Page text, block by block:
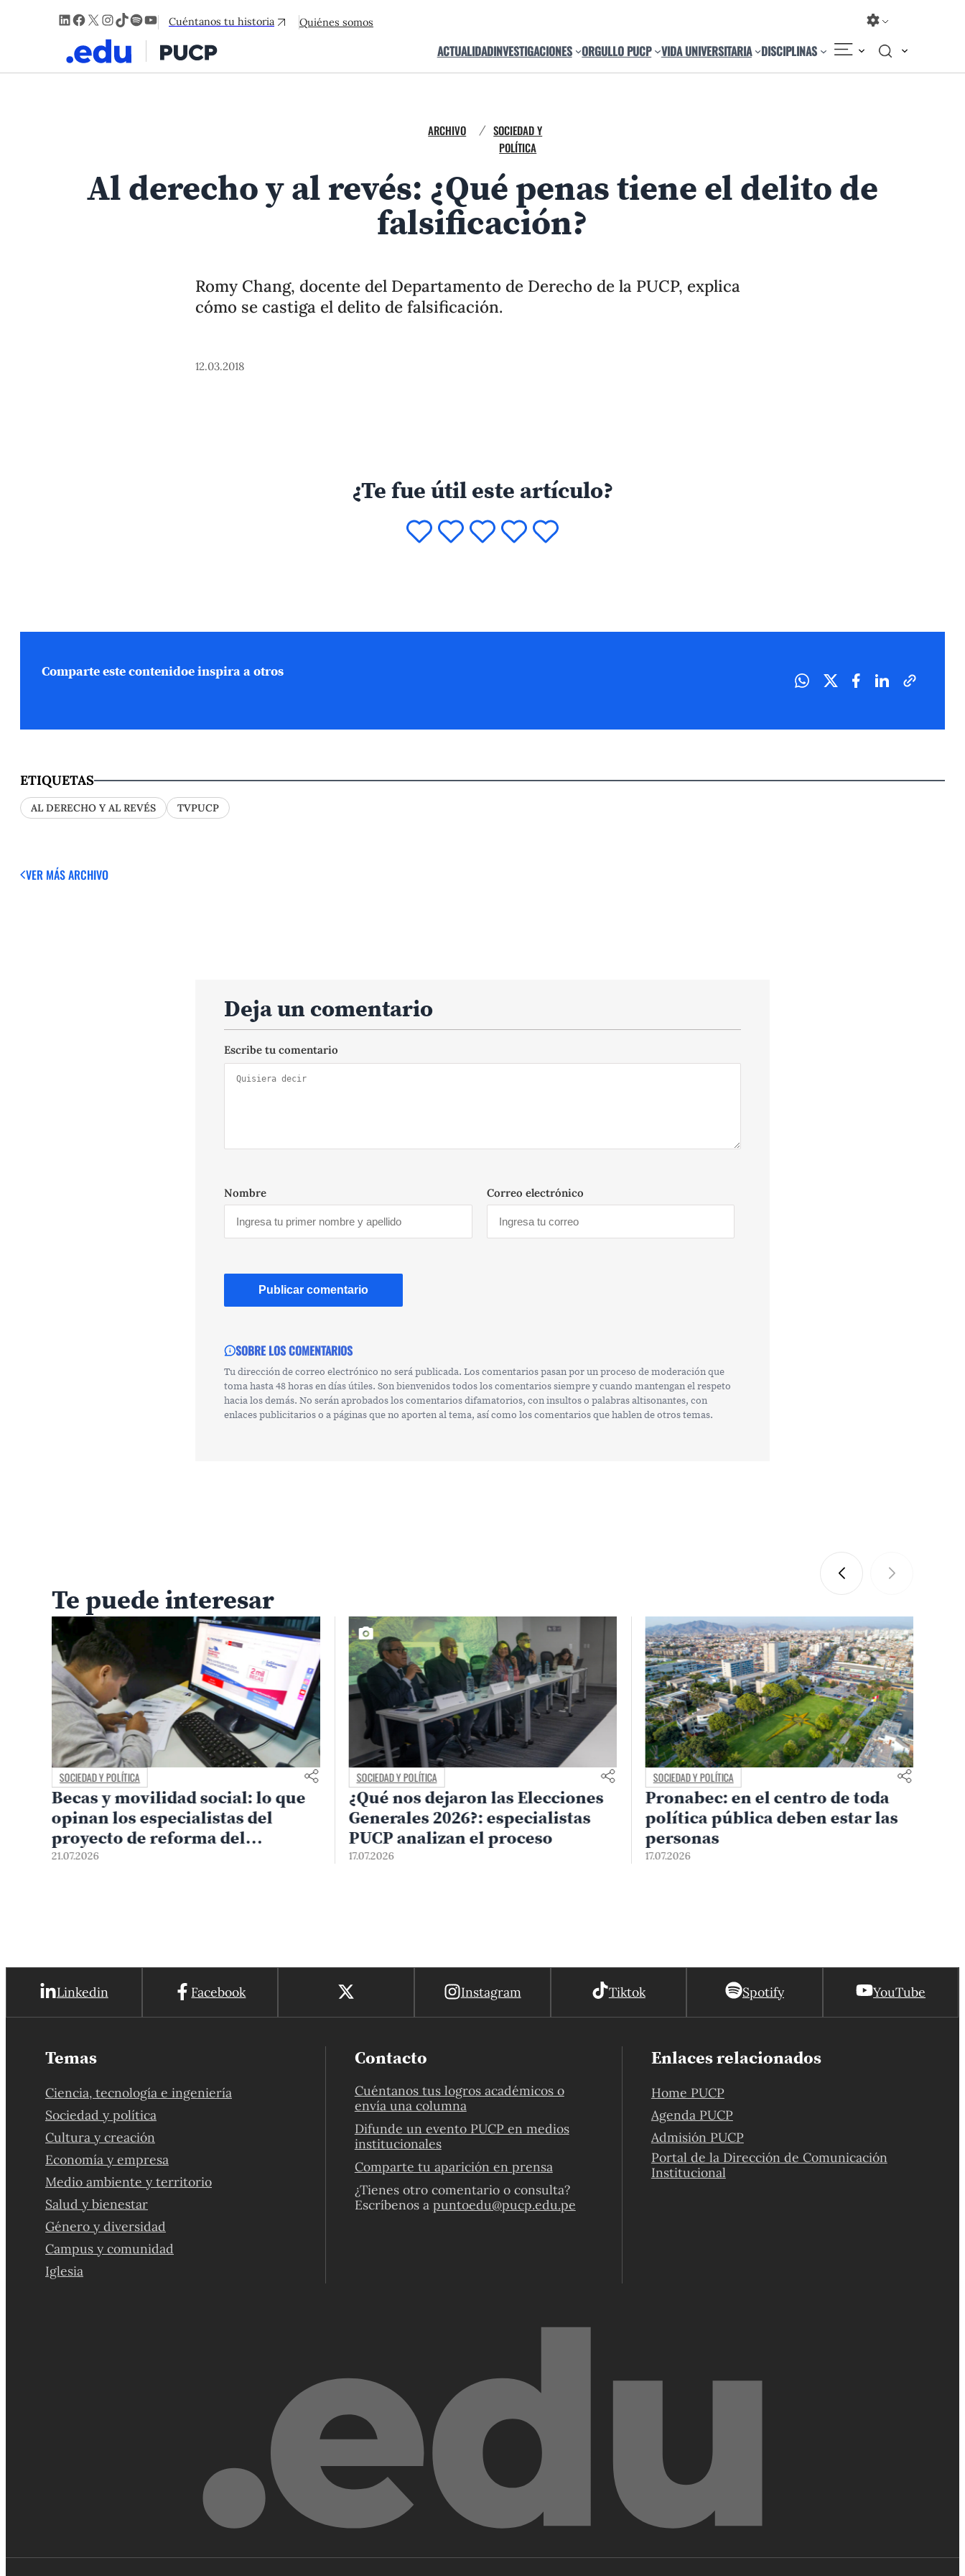
LinkedIn
Facebook
X Instagram
TikTok
Spotify
YouTube
Cuéntanos tu historia Quiénes somos
ACTUALIDADINVESTIGACIONES ORGULLO PUCP VIDA UNIVERSITARIA DISCIPLINAS
ARCHIVO /
SOCIEDAD Y
POLÍTICA
Al derecho y al revés: ¿Qué penas tiene el delito de
falsificación?
Romy Chang, docente del Departamento de Derecho de la PUCP, explica
cómo se castiga el delito de falsificación.
12.03.2018
¿Te fue útil este artículo?
Comparte este contenidoe inspira a otros
ETIQUETAS
AL DERECHO Y AL REVÉS TVPUCP
VER MÁSARCHIVO
Deja un comentario
Escribe tu comentario
Nombre Correo electrónico
SOBRE LOS COMENTARIOS
Tu dirección de correo electrónico no será publicada. Los comentarios pasan por un proceso de moderación que
toma hasta 48 horas en días útiles. Son bienvenidos todos los comentarios siempre y cuando mantengan el respeto
hacia los demás. No serán aprobados los comentarios difamatorios, con insultos o palabras altisonantes, con
enlaces publicitarios o a páginas que no aporten al tema, así como los comentarios que hablen de otros temas.
Te puede interesar
SOCIEDAD Y POLÍTICA
Becas y movilidad social: lo que
opinan los especialistas del
proyecto de reforma del
Pronabec
21.07.2026
SOCIEDAD Y POLÍTICA
¿Qué nos dejaron las Elecciones
Generales 2026?: especialistas
PUCP analizan el proceso
17.07.2026
SOCIEDAD Y POLÍTICA
Pronabec: en el centro de toda
política pública deben estar las
personas
17.07.2026
Linkedin Facebook Instagram Tiktok Spotify YouTube
Temas
Ciencia, tecnología e ingeniería
Sociedad y política
Cultura y creación
Economía y empresa
Medio ambiente y territorio
Salud y bienestar
Género y diversidad
Campus y comunidad
Iglesia
Contacto
Cuéntanos tus logros académicos o
envía una columna
Difunde un evento PUCP en medios
institucionales
Comparte tu aparición en prensa
¿Tienes otro comentario o consulta?
Escríbenos a puntoedu@pucp.edu.pe
Enlaces relacionados
Home PUCP
Agenda PUCP
Admisión PUCP
Portal de la Dirección de Comunicación
Institucional